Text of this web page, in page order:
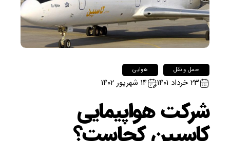
حمل و نقل هوایی
۲۳ خرداد ۱۴۰۱ ۱۴ شهریور ۱۴۰۲
شرکت هواپیمایی